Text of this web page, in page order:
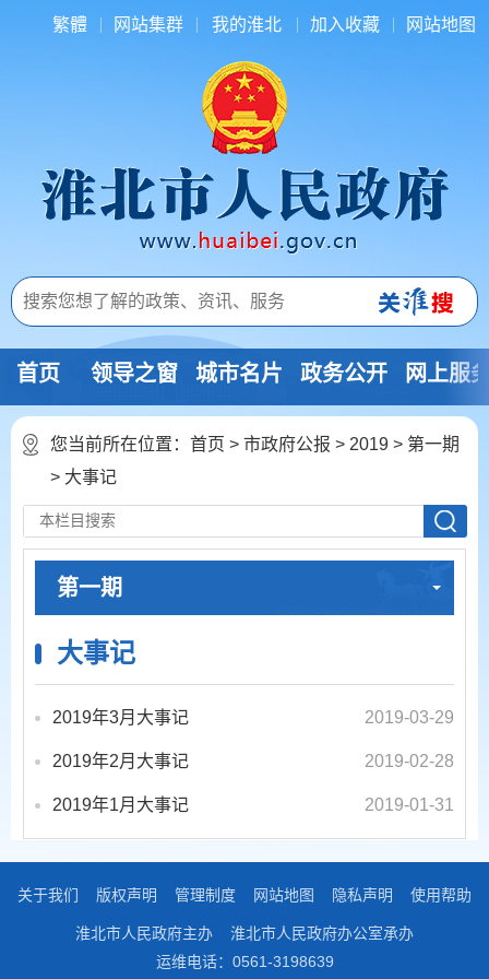
繁體 网站集群 我的淮北 加入收藏 网站地图
首页 领导之窗 城市名片 政务公开 网上服
您当前所在位置： 首页 > 市政府公报 > 2019 > 第一期
> 大事记
第一期
大事记
2019年3月大事记 2019-03-29
2019年2月大事记 2019-02-28
2019年1月大事记 2019-01-31
关于我们 版权声明 管理制度 网站地图 隐私声明 使用帮助
淮北市人民政府主办
淮北市人民政府办公室承办
运维电话：0561-3198639